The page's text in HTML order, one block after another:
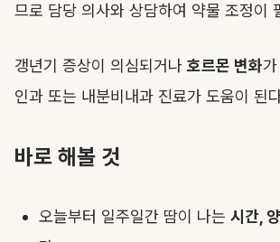
므로 담당 의사와 상담하여 약물 조정이
갱년기 증상이 의심되거나호르몬 변화
인과 또는 내분비내과 진료가 도움이 된
바로 해볼 것
오늘부터 일주일간 땀이 나는 시간,